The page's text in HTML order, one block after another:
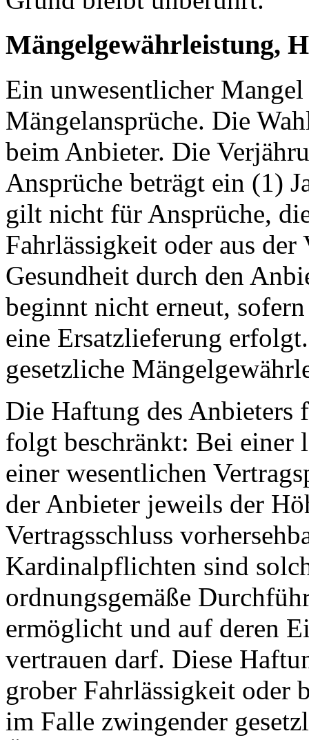
Mängelgewährleistung,
Ein unwesentlicher
Mängelansprüche. Die
beim Anbieter. Die
Ansprüche beträgt ein (1)
gilt nicht für Ansprüche,
Fahrlässigkeit oder aus
Gesundheit durch den
beginnt nicht erneut,
eine Ersatzlieferung
gesetzliche
Die Haftung des Anbieters
folgt beschränkt: Bei einer
einer wesentlichen
der Anbieter jeweils der
Vertragsschluss
Kardinalpflichten sind
ordnungsgemäße
ermöglicht und auf deren
vertrauen darf. Diese
grober Fahrlässigkeit oder
im Falle zwingender